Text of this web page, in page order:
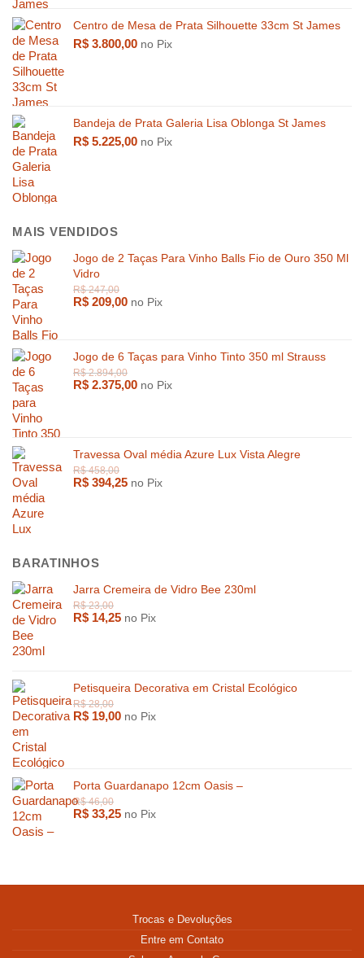
R$ 4.299,00
Centro de Mesa de Prata Silhouette 33cm St James
R$ 3.800,00 no Pix
Bandeja de Prata Galeria Lisa Oblonga St James
R$ 5.225,00 no Pix
MAIS VENDIDOS
Jogo de 2 Taças Para Vinho Balls Fio de Ouro 350 Ml
Vidro
R$ 209,00 no Pix
Jogo de 6 Taças para Vinho Tinto 350 ml Strauss
R$ 2.375,00 no Pix
Travessa Oval média Azure Lux Vista Alegre
R$ 394,25 no Pix
BARATINHOS
Jarra Cremeira de Vidro Bee 230ml
R$ 14,25 no Pix
Petisqueira Decorativa em Cristal Ecológico
R$ 19,00 no Pix
Porta Guardanapo 12cm Oasis –
R$ 33,25 no Pix
Trocas e Devoluções
Entre em Contato